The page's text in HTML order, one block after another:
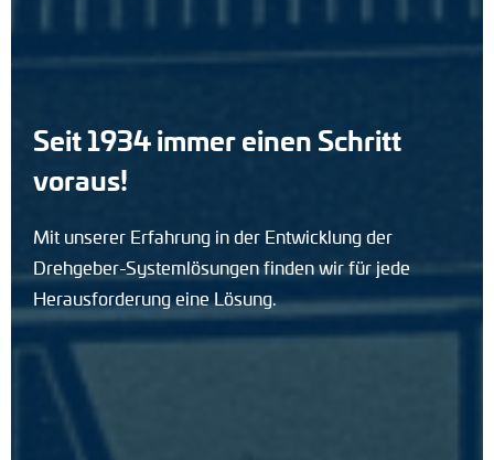
Seit 1934 immer einen Schritt
voraus!
Mit unserer Erfahrung in der Entwicklung der
Drehgeber-Systemlösungen finden wir für jede
Herausforderung eine Lösung.
Seit 1934 immer einen Schritt
voraus!
Mit unserer Erfahrung in der Entwicklung der
Drehgeber-Systemlösungen finden wir für jede
Herausforderung eine Lösung.